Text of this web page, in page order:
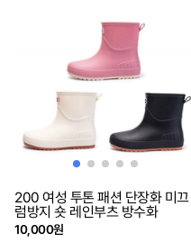
200 여성 투톤 패션 단장화 미끄
럼방지 숏 레인부츠 방수화
10,000원